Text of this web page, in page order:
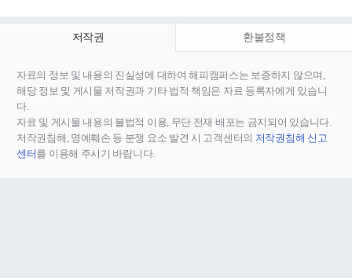
저작권 환불정책
자료의 정보 및 내용의 진실성에 대하여 해피캠퍼스는 보증하지 않으며,
해당 정보 및 게시물 저작권과 기타 법적 책임은 자료 등록자에게 있습니
다.
자료 및 게시물 내용의 불법적 이용, 무단 전재∙배포는 금지되어 있습니다.
저작권침해, 명예훼손 등 분쟁 요소 발견 시 고객센터의 저작권침해 신고
센터를 이용해 주시기 바랍니다.